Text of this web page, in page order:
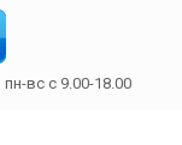
пн-вс с 9.00-18.00